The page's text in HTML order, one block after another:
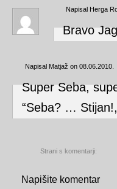
Napisal Herga
Bravo
Napisal Matjaž on 08.06.2010.
Super Seba,
“Seba? …
Strani s komentarji:
Napišite komentar